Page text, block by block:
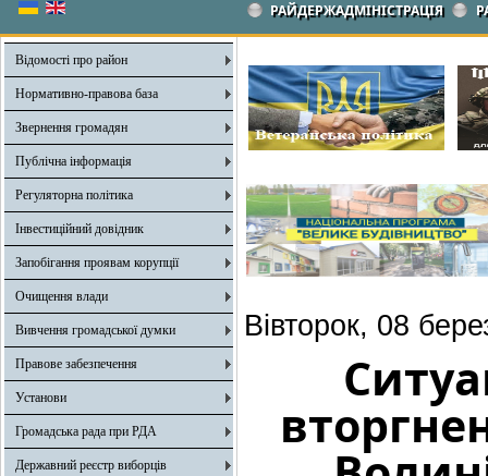
РАЙДЕРЖАДМІНІСТРАЦІЯ
Відомості про район
Нормативно-правова база
Звернення громадян
Публічна інформація
Регуляторна політика
Інвестиційний довідник
Запобігання проявам корупції
Очищення влади
Вивчення громадської думки
Правове забезпечення
Установи
Громадська рада при РДА
Державний реєстр виборців
Вівторок, 08